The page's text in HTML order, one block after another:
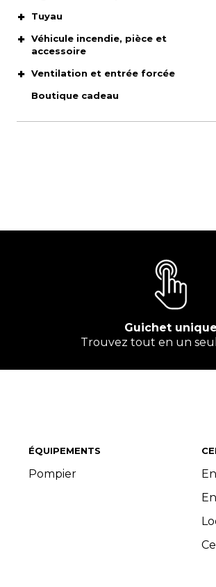
Tuyau
Véhicule incendie, pièce et
accessoire
Ventilation et entrée forcée
Boutique cadeau
Guichet unique
Trouvez tout en un
ÉQUIPEMENTS
Pompier